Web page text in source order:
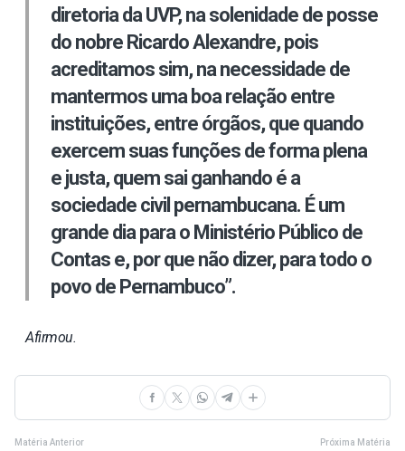
diretoria da UVP, na solenidade de posse
do nobre Ricardo Alexandre, pois
acreditamos sim, na necessidade de
mantermos uma boa relação entre
instituições, entre órgãos, que quando
exercem suas funções de forma plena
e justa, quem sai ganhando é a
sociedade civil pernambucana. É um
grande dia para o Ministério Público de
Contas e, por que não dizer, para todo o
povo de Pernambuco”.
Afirmou.
Matéria Anterior Próxima Matéria